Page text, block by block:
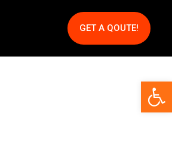
GET A QOUTE!